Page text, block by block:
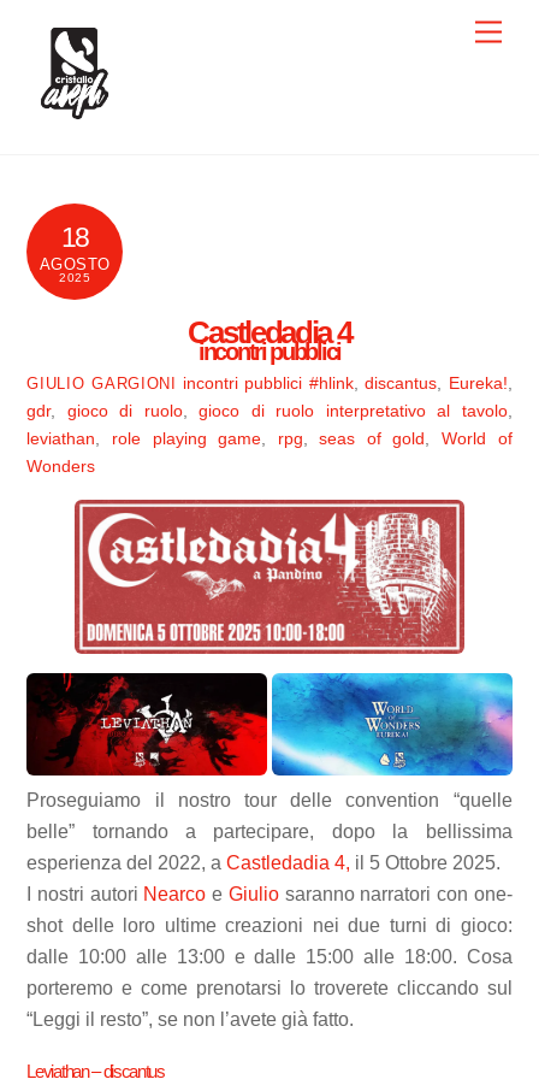
content
18
AGOSTO
2025
Castledadia 4
incontri pubblici
GIULIO GARGIONI incontri pubblici #hlink,discantus Eureka!
gdr, gioco di ruolo,gioco di ruolo interpretativo al tavolo,
leviathan
role playing game rpg ,seas of gold ,World of
Wonders
Proseguiamo il nostro tour delle convention “quelle
belle” tornando a partecipare, dopo la bellissima
esperienza del 2022, aCastledadia 4, il 5 Ottobre 2025.
I nostri autori Nearco e Giuliosaranno narratori con one-
shot delle loro ultime creazioni nei due turni di gioco:
dalle 10:00 alle 13:00 e dalle 15:00 alle 18:00. Cosa
porteremo e come prenotarsi lo troverete cliccando sul
“Leggi il resto”, se non l’avete già fatto.
Leviathan – discantus